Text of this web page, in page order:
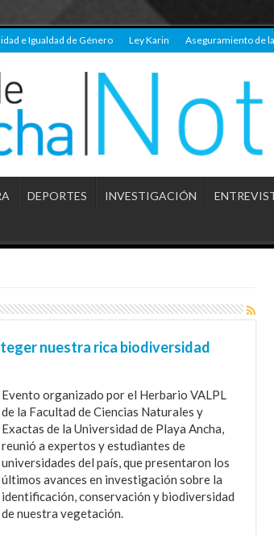
e Igualdad de Género Ley Karin Aseguramiento de
DEPORTES INVESTIGACIÓN
nuestra rica biodiversidad
Evento organizado por el Herbario VALPL
de la Facultad de Ciencias Naturales y
Exactas de la Universidad de Playa Ancha,
reunió a expertos y estudiantes de
universidades del país, que presentaron los
últimos avances en investigación sobre la
identificación, conservación y biodiversidad
de nuestra vegetación.